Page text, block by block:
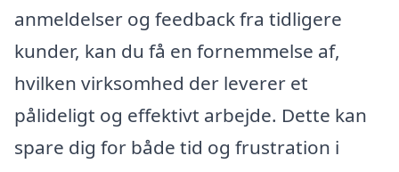
anmeldelser og feedback fra tidligere
kunder, kan du få en fornemmelse af,
hvilken virksomhed der leverer et
pålideligt og effektivt arbejde. Dette kan
spare dig for både tid og frustration i